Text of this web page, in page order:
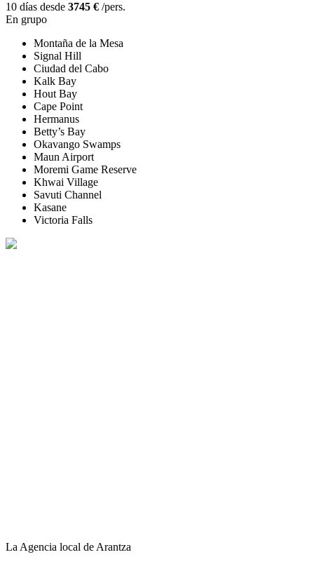
10 días desde 3745 € /pers.
En grupo
Montaña de la Mesa
Signal Hill
Ciudad del Cabo
Kalk Bay
Hout Bay
Cape Point
Hermanus
Betty’s Bay
Okavango Swamps
Maun Airport
Moremi Game Reserve
Khwai Village
Savuti Channel
Kasane
Victoria Falls
La Agencia local de Arantza